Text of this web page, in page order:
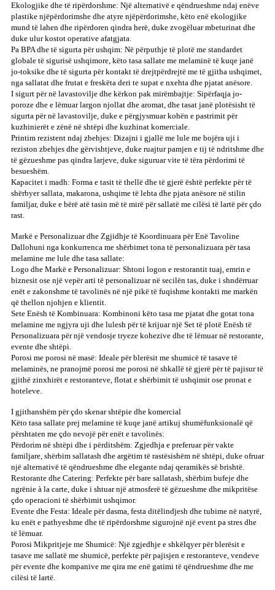
Ekologjike dhe të ripërdorshme: Një alternativë e qëndrueshme ndaj enëve
plastike njëpërdorimshe dhe atyre njëpërdorimshe, këto enë ekologjike
mund të lahen dhe ripërdoren qindra herë, duke zvogëluar mbeturinat dhe
duke ulur kostot operative afatgjata.
Pa BPA dhe të sigurta për ushqim: Në përputhje të plotë me standardet
globale të sigurisë ushqimore, këto tasa sallate me melaminë të kuqe janë
jo-toksike dhe të sigurta për kontakt të drejtpërdrejtë me të gjitha ushqimet,
nga sallatat dhe frutat e freskëta deri te supat e nxehta dhe pjatat anësore.
I sigurt për në lavastovilje dhe kërkon pak mirëmbajtje: Sipërfaqja jo-
poroze dhe e lëmuar largon njollat ​​dhe aromat, dhe tasat janë plotësisht të
sigurta për në lavastovilje, duke e përgjysmuar kohën e pastrimit për
kuzhinierët e zënë në shtëpi dhe kuzhinat komerciale.
Printim rezistent ndaj zbehjes: Dizajni i gjallë me lule me bojëra uji i
reziston zbehjes dhe gërvishtjeve, duke ruajtur pamjen e tij të ndritshme dhe
të gëzueshme pas qindra larjeve, duke siguruar vite të tëra përdorimi të
besueshëm.
Kapacitet i madh: Forma e tasit të thellë dhe të gjerë është perfekte për të
shërbyer sallata, makarona, ushqime të lehta dhe pjata anësore në stilin
familjar, duke e bërë atë tasin më të mirë për sallatë me cilësi të lartë për çdo
rast.
Markë e Personalizuar dhe Zgjidhje të Koordinuara për Enë Tavoline
Dallohuni nga konkurrenca me shërbimet tona të personalizuara për tasa
melamine me lule dhe tasa sallate:
Logo dhe Markë e Personalizuar: Shtoni logon e restorantit tuaj, emrin e
biznesit ose një vepër arti të personalizuar në secilën tas, duke i shndërruar
enët e zakonshme të tavolinës në një pikë të fuqishme kontakti me markën
që thellon njohjen e klientit.
Sete Enësh të Kombinuara: Kombinoni këto tasa me pjatat dhe gotat tona
melamine me ngjyra uji dhe lulesh për të krijuar një Set të plotë Enësh të
Personalizuara për një vendosje tryeze kohezive dhe të lëmuar në restorante,
evente dhe shtëpi.
Porosi me porosi në masë: Ideale për blerësit me shumicë të tasave të
melaminës, ne pranojmë porosi me porosi në shkallë të gjerë për të pajisur të
gjithë zinxhirët e restoranteve, flotat e shërbimit të ushqimit ose pronat e
hoteleve.
I gjithanshëm për çdo skenar shtëpie dhe komercial
Këto tasa sallate prej melamine të kuqe janë artikuj shumëfunksionalë që
përshtaten me çdo nevojë për enët e tavolinës:
Përdorim në shtëpi dhe i përditshëm: Zgjedhja e preferuar për vakte
familjare, shërbim sallatash dhe argëtim të rastësishëm në shtëpi, duke ofruar
një alternativë të qëndrueshme dhe elegante ndaj qeramikës së brishtë.
Restorante dhe Catering: Perfekte për bare sallatash, shërbim bufeje dhe
ngrënie à la carte, duke i shtuar një atmosferë të gëzueshme dhe mikpritëse
çdo operacioni të shërbimit ushqimor.
Evente dhe Festa: Ideale për dasma, festa ditëlindjesh dhe tubime në natyrë,
ku enët e pathyeshme dhe të ripërdorshme sigurojnë një event pa stres dhe
të lëmuar.
Porosi Mikpritjeje me Shumicë: Një zgjedhje e shkëlqyer për blerësit e
tasave me sallatë me shumicë, perfekte për pajisjen e restoranteve, vendeve
për evente dhe kompanive me qira me enë gatimi të qëndrueshme dhe me
cilësi të lartë.